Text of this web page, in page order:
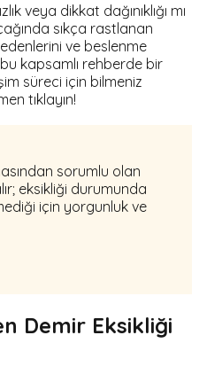
veya dikkat dağınıklığı mı
sıkça rastlanan
ve beslenme
kapsamlı rehberde bir
süreci için bilmeniz
tıklayın!
sorumlu olan
eksikliği durumunda
için yorgunluk ve
Demir Eksikliği